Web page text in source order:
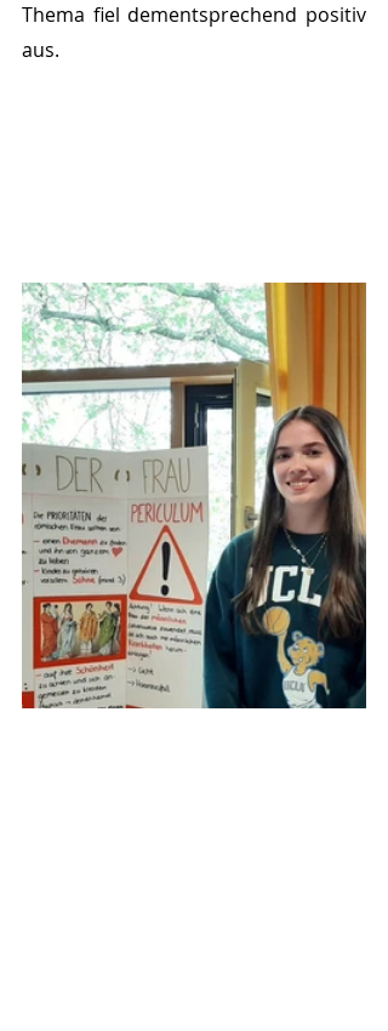
Thema fiel dementsprechend positiv
aus.